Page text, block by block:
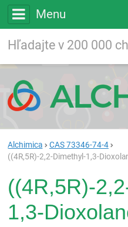
Menu
Vyhľadávanie
Alchimica
CAS 73346-74-4
((4R,5R)-2,2-Dimethyl-1,3-
((4R,5R)-
1,3-